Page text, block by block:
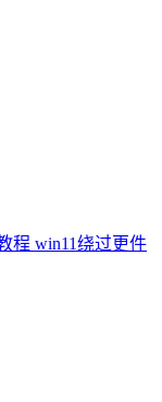
程 win11绕过更件